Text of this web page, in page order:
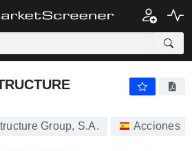
Group, S.A. Acciones